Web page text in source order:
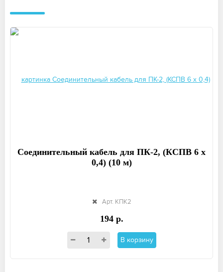
Соединительный кабель для ПК-2, (КСПВ 6 х
0,4) (10 м)
Арт. КПК2
194 р.
В корзину